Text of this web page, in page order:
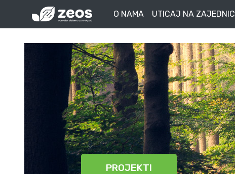
O NAMA UTICAJ NA
PROJEKTI